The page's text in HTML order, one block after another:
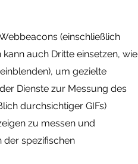
(einschließlich
auch Dritte einsetzen, wie
um gezielte
Dienste zur Messung des
durchsichtiger GIFs)
zu messen und
der spezifischen